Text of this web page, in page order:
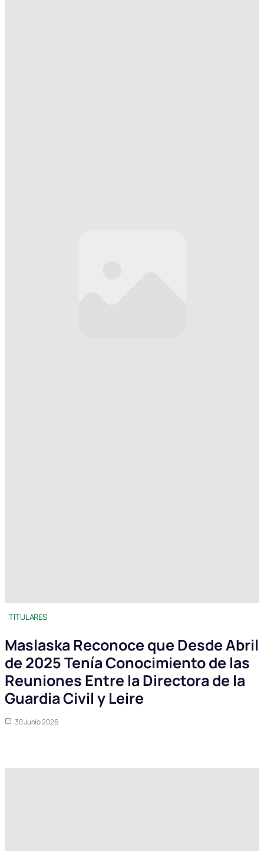
TITULARES
Maslaska Reconoce que Desde Abril
de 2025 Tenía Conocimiento de las
Reuniones Entre la Directora de la
Guardia Civil y Leire
30 Junio 2026